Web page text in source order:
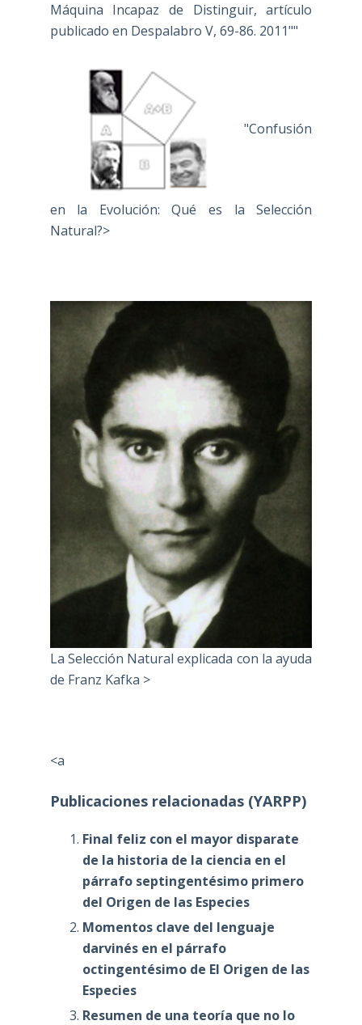
Máquina Incapaz de Distinguir, artículo
publicado en Despalabro V, 69-86. 2011""
"Confusión
en la Evolución: Qué es la Selección
Natural?>
La Selección Natural explicada con la ayuda
de Franz Kafka >
<a
Publicaciones relacionadas (YARPP)
Final feliz con el mayor disparate
de la historia de la ciencia en el
párrafo septingentésimo primero
del Origen de las Especies
Momentos clave del lenguaje
darvinés en el párrafo
octingentésimo de El Origen de las
Especies
Resumen de una teoría que no lo